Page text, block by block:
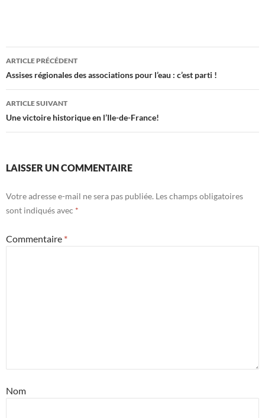
Navigation
des
articles
ARTICLE PRÉCÉDENT
Assises régionales des associations pour l’eau : c’est parti !
ARTICLE SUIVANT
Une victoire historique en l’Ile-de-France!
LAISSER UN COMMENTAIRE
Votre adresse e-mail ne sera pas publiée. Les champs obligatoires
sont indiqués avec *
Commentaire *
Nom